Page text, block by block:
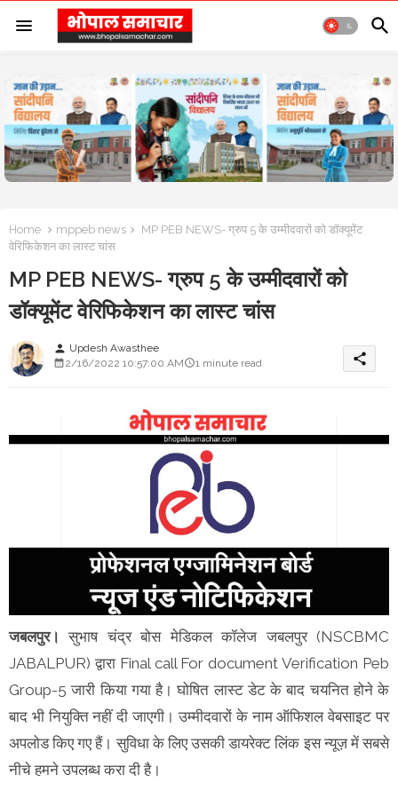
Home mppeb news
MP PEB NEWS- ग्रुप 5 के उम्मीदवारों को डॉक्यूमेंट
वेरिफिकेशन का लास्ट चांस
MP PEB NEWS- ग्रुप 5 के उम्मीदवारों को
डॉक्यूमेंट वेरिफिकेशन का लास्ट चांस
person Updesh Awasthee
2/16/2022 10:57:00 AM
1 minute read share
जबलपुर।सुभाष चंद्र बोस मेडिकल कॉलेज जबलपुर (NSCBMC
JABALPUR) द्वारा Final call For document Verification Peb
Group-5 जारी किया गया है। घोषित लास्ट डेट के बाद चयनित होने के
बाद भी नियुक्ति नहीं दी जाएगी। उम्मीदवारों के नाम ऑफिशल वेबसाइट पर
अपलोड किए गए हैं। सुविधा के लिए उसकी डायरेक्ट लिंक इस न्यूज़ में सबसे
नीचे हमने उपलब्ध करा दी है।